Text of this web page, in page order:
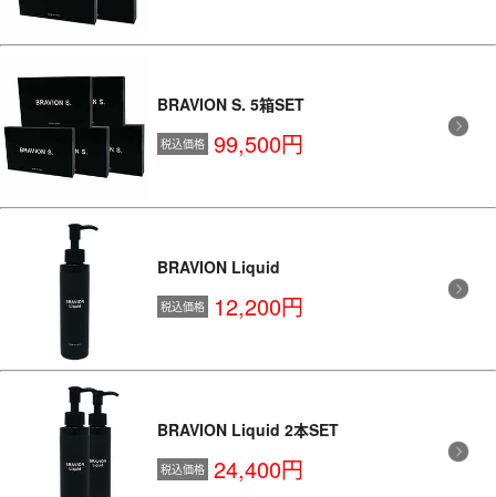
BRAVION S. 5箱SET
税込価格 99,500円
BRAVION Liquid
税込価格 12,200円
BRAVION Liquid 2本SET
税込価格 24,400円